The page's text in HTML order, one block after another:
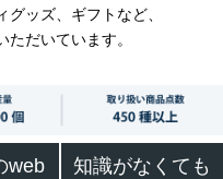
ッズ、ギフトなど、
だいています。
web
知識がなくても